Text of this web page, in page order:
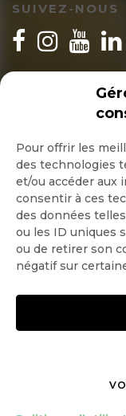
Pour offrir les
des technologies
et/ou accéder aux
consentir à ces
des données
ou les ID uniques
ou de retirer son
négatif sur
SUIVEZ-NOUS
INSCRIPTION
Quotidienne
Hebdo
OK